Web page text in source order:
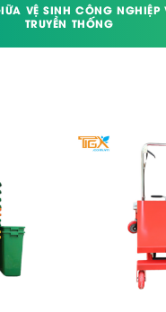
VỆ SINH CÔNG NGHIỆP
TRUYỀN THỐNG